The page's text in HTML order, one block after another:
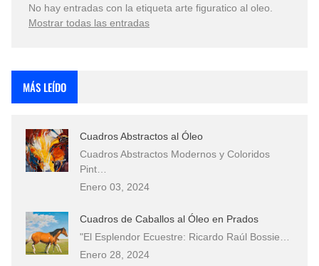
Que significan los cuadros de negras africanas?
El mundo del arte en pintura surrealista
No hay entradas con la etiqueta arte figuratico al oleo
Mostrar todas las entradas
MÁS LEÍDO
Cuadros Abstractos al Óleo
Cuadros Abstractos Modernos y Coloridos
Pint…
Enero 03, 2024
Cuadros de Caballos al Óleo en Prados
"El Esplendor Ecuestre: Ricardo Raúl Bossie…
Enero 28, 2024